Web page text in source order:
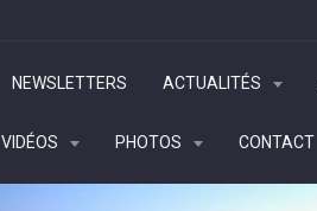
NEWSLETTERS ACTUALITÉS
VIDÉOS PHOTOS CONTACT